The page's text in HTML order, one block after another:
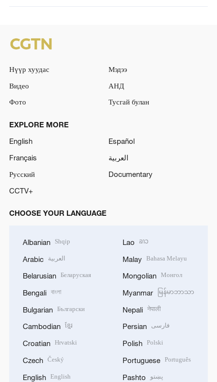
Нүүр хуудас
Мэдээ
Видео
АНД
Фото
Тусгай булан
EXPLORE MORE
English
Español
Français
العربية
Русский
Documentary
CCTV+
CHOOSE YOUR LANGUAGE
Albanian Shqip
Arabic العربية
Belarusian Беларуская
Bengali বাংলা
Bulgarian Български
Cambodian ខ្មែរ
Croatian Hrvatski
Czech Český
English English
Lao ລາວ
Malay Bahasa Melayu
Mongolian Монгол
Myanmar မြန်မာဘာသာ
Nepali नेपाली
Persian فارسی
Polish Polski
Portuguese Português
Pashto پښتو